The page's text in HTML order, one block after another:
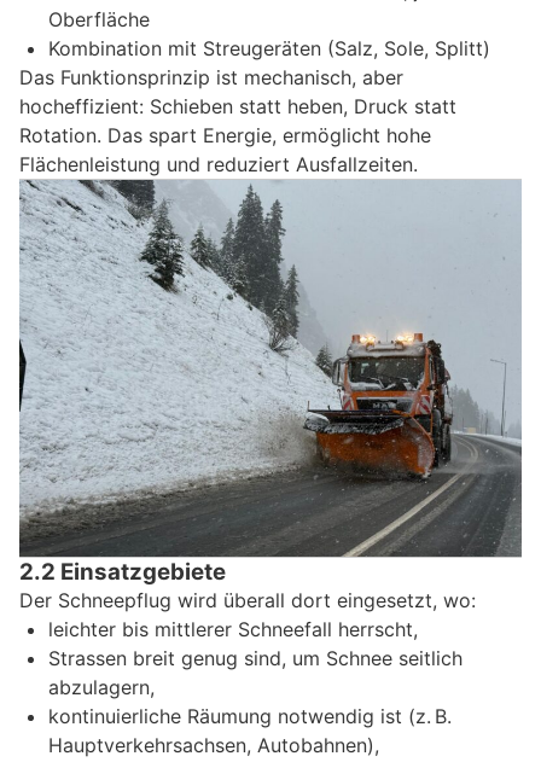
Oberfläche
Kombination mit Streugeräten (Salz, Sole, Splitt)
Das Funktionsprinzip ist mechanisch, aber
hocheffizient: Schieben statt heben, Druck statt
Rotation. Das spart Energie, ermöglicht hohe
Flächenleistung und reduziert Ausfallzeiten.
2.2 Einsatzgebiete
Der Schneepflug wird überall dort eingesetzt, wo:
leichter bis mittlerer Schneefall herrscht,
Strassen breit genug sind, um Schnee seitlich
abzulagern,
kontinuierliche Räumung notwendig ist (z. B.
Hauptverkehrsachsen, Autobahnen),